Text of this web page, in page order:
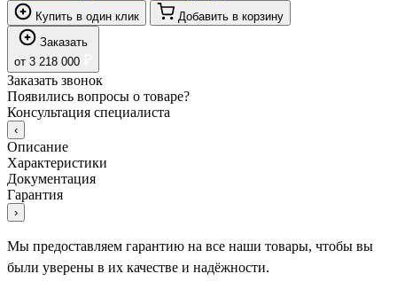
Купить в один клик
Добавить в корзину
Заказать
от 3 218 000
Заказать звонок
Появились вопросы о товаре?
Консультация специалиста
‹
Описание
Характеристики
Документация
Гарантия
›
Мы предоставляем гарантию на все наши товары, чтобы вы
были уверены в их качестве и надёжности.